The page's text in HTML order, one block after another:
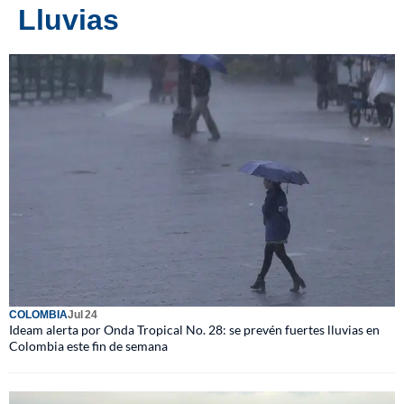
Lluvias
COLOMBIAJul 24
Ideam alerta por Onda Tropical No. 28: se prevén fuertes lluvias en
Colombia este fin de semana